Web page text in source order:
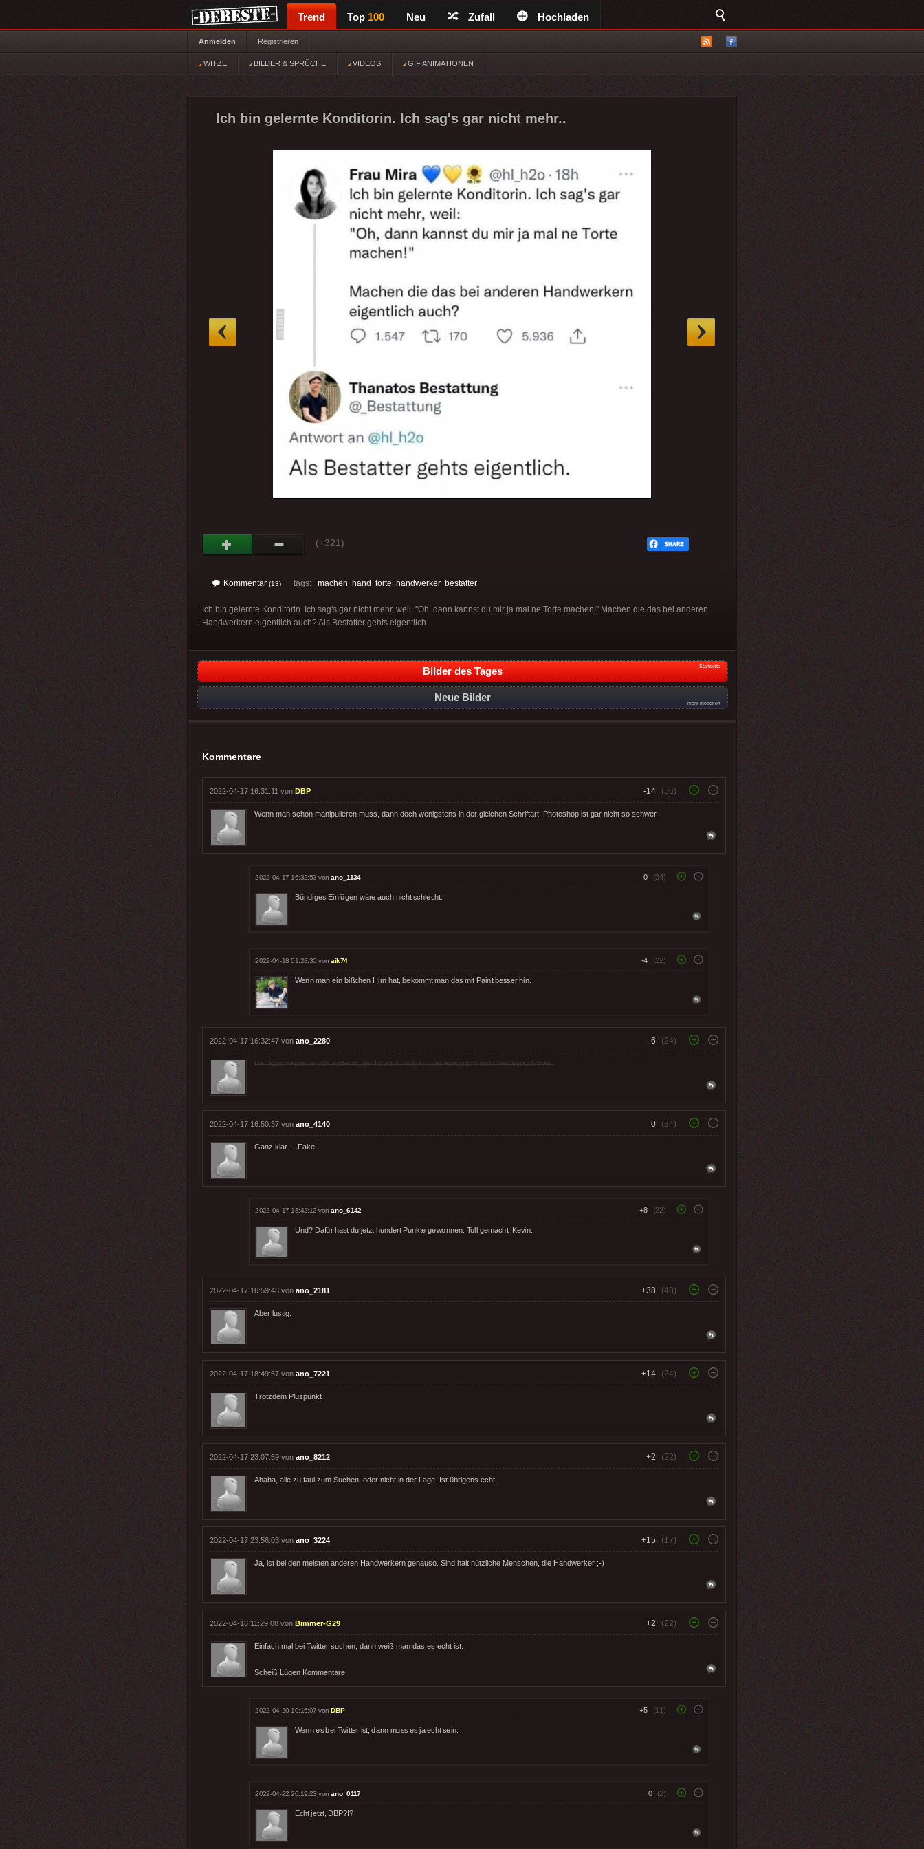
Trend Top 100 Neu Zufall Hochladen
Anmelden Registrieren
WITZE BILDER & SPRÜCHE VIDEOS GIF ANIMATIONEN
Ich bin gelernte Konditorin. Ich sag's gar nicht mehr..
(+321)
Kommentar (13) tags: machen hand torte handwerker bestatter
Ich bin gelernte Konditorin. Ich sag's gar nicht mehr, weil: "Oh, dann kannst du mir ja mal ne Torte machen!" Machen die das bei anderen
Handwerkern eigentlich auch? Als Bestatter gehts eigentlich.
Bilder des Tages Startseite
Neue Bilder
nicht moderiert
Kommentare
2022-04-17 16:31:11 von DBP -14 (56)
Wenn man schon manipulieren muss, dann doch wenigstens in der gleichen Schriftart. Photoshop ist gar nicht so schwer.
2022-04-17 16:32:53 vonano_1134 0 (34)
Bündiges Einfügen wäre auch nicht schlecht.
2022-04-18 01:28:30 vonaik74 -4 (22)
Wenn man ein bißchen Hirn hat, bekommt man das mit Paint besser hin.
2022-04-17 16:32:47 von ano_2280 -6 (24)
Der Kommentar wurde entfernt, der Inhalt ist vulgär oder entspricht nicht den Vorschriften.
2022-04-17 16:50:37 von ano_4140 0 (34)
Ganz klar ... Fake !
2022-04-17 18:42:12 vonano_6142 +8 (22)
Und? Dafür hast du jetzt hundert Punkte gewonnen. Toll gemacht, Kevin.
2022-04-17 16:59:48 von ano_2181 +38 (48)
Aber lustig.
2022-04-17 18:49:57 von ano_7221 +14 (24)
Trotzdem Pluspunkt
2022-04-17 23:07:59 von ano_8212 +2 (22)
Ahaha, alle zu faul zum Suchen; oder nicht in der Lage. Ist übrigens echt.
2022-04-17 23:56:03 von ano_3224 +15 (17)
Ja, ist bei den meisten anderen Handwerkern genauso. Sind halt nützliche Menschen, die Handwerker ;-)
2022-04-18 11:29:08 von Bimmer-G29 +2 (22)
Einfach mal bei Twitter suchen, dann weiß man das es echt ist.
Scheiß Lügen Kommentare
2022-04-20 10:16:07 vonDBP +5 (11)
Wenn es bei Twitter ist, dann muss es ja echt sein.
2022-04-22 20:19:23 vonano_0117 0 (2)
Echt jetzt, DBP?!?